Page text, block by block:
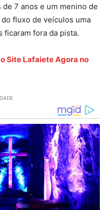
7 anos e um menino de
fluxo de veículos uma
ficaram fora da pista.
Site Lafaiete Agora no